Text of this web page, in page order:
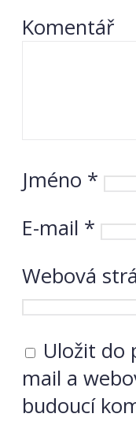
Komentář
Jméno *
E-mail *
Webová
Uložit do
mail a
budoucí